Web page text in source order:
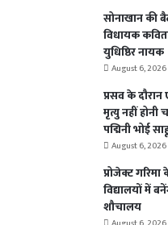
सोनाखान की
विधायक
युधिष्ठिर नायक
August 6, 2026
प्रसव के
मृत्यु नहीं
पद्मिनी भोई
August 6, 2026
प्रोजेक्ट
विद्यालयों में
शौचालय